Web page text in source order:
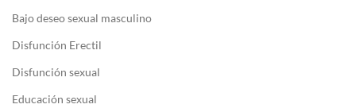
Bajo deseo sexual masculino
Disfunción Erectil
Disfunción sexual
Educación sexual